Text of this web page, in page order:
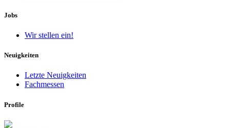
Jobs
Wir stellen ein!
Neuigkeiten
Letzte Neuigkeiten
Fachmessen
Profile